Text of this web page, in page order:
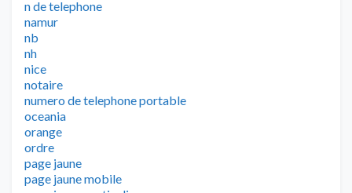
n de telephone
namur
nb
nh
nice
notaire
numero de telephone portable
oceania
orange
ordre
page jaune
page jaune mobile